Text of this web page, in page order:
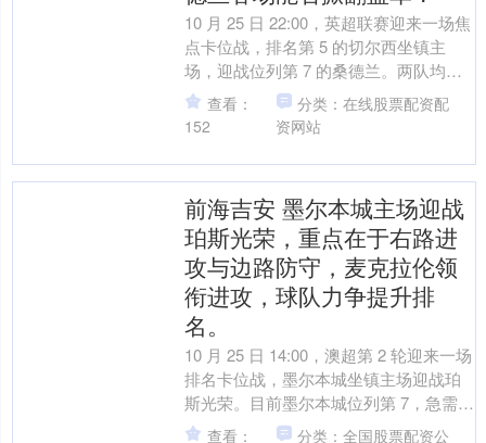
10 月 25 日 22:00，英超联赛迎来一场焦
点卡位战，排名第 5 的切尔西坐镇主
场，迎战位列第 7 的桑德兰。两队均处
于中上游区域，距离欧冠资格区仅咫尺
之....
查看：
152
分类：在线股票配资配
资网站
前海吉安 墨尔本城主场迎战
珀斯光荣，重点在于右路进
攻与边路防守，麦克拉伦领
衔进攻，球队力争提升排
名。
10 月 25 日 14:00，澳超第 2 轮迎来一场
排名卡位战，墨尔本城坐镇主场迎战珀
斯光荣。目前墨尔本城位列第 7，急需借
主场优势提升排名；珀斯光荣暂居第 ....
查看：
分类：全国股票配资公